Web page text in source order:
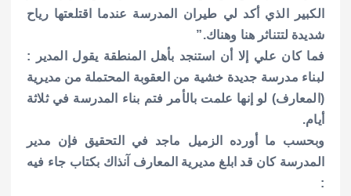
الكبير الذي أكد لي طيران المدرسة عندما اقتلعتها رياح
شديدة لتتناثر هنا وهناك.”
فما كان علي إلا أن استنجد بأهل المنطقة يقول المدير :
لبناء مدرسة جديدة خشية من العقوبة المحتملة من مديرية
(المعارف) لو إنها علمت بالأمر فتم بناء المدرسة في ثلاثة
أيام.
وبحسب ما أورده الزميل ماجد في التحقيق فإن مدير
المدرسة كان قد ابلغ مديرية المعارف آنذاك بكتاب جاء فيه
: